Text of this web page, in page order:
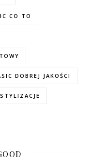
CO TO
DOBREJ JAKOŚCI